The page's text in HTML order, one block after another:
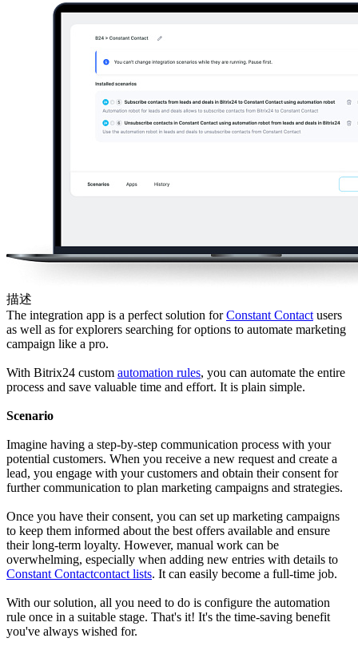
描述
The integration app is a perfect solution forConstant Contactusers
as well as for explorers searching for options to automate marketing
campaign like a pro.
With Bitrix24 custom automation rules, you can automate the entire
process and save valuable time and effort. It is plain simple.
Scenario
Imagine having a step-by-step communication process with your
potential customers. When you receive a new request and create a
lead, you engage with your customers and obtain their consent for
further communication to plan marketing campaigns and strategies.
Once you have their consent, you can set up marketing campaigns
to keep them informed about the best offers available and ensure
their long-term loyalty. However, manual work can be
overwhelming, especially when adding new entries with details to
Constant Contactcontact lists. It can easily become a full-time job.
With our solution, all you need to do is configure the automation
rule once in a suitable stage. That's it! It's the time-saving benefit
you've always wished for.